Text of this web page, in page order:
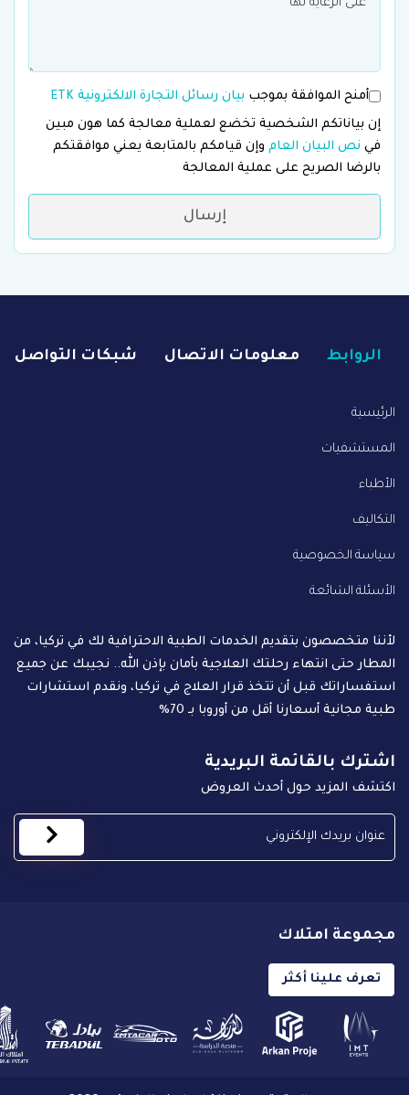
أمنح الموافقة بموجب بيان رسائل التجارة الالكترونية ETK
إن بياناتكم الشخصية تخضع لعملية معالجة كما هون مبين
في نص البيان العام وإن قيامكم بالمتابعة يعني موافقتكم
بالرضا الصريح على عملية المعالجة
إرسال
الروابط معلومات الاتصال شبكات التواصل
الرئيسية
المستشفيات
الأطباء
التكاليف
سياسة الخصوصية
الأسئلة الشائعة
لأننا متخصصون بتقديم الخدمات الطبية الاحترافية لك في تركيا، من
المطار حتى انتهاء رحلتك العلاجية بأمان بإذن الله.. نجيبك عن جميع
استفساراتك قبل أن تتخذ قرار العلاج في تركيا، ونقدم استشارات
طبية مجانية أسعارنا أقل من أوروبا بـ 70%
اشترك بالقائمة البريدية
اكتشف المزيد حول أحدث العروض
مجموعة امتلاك
تعرف علينا أكثر